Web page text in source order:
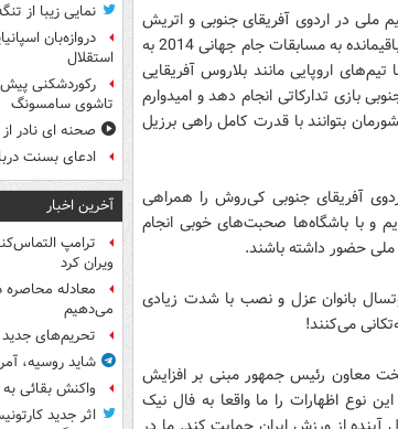
ملی در اردوی آفریقای جنوبی و اتریش
خبر داد و افزود: برای اینکه تیم ملی کشورمان در سه ماه باقیمانده به مسابقات جام جهانی 2014 به
برنامه‌ریزی کرده‌ایم که 4 تا 5 بازی با تیم‌های اروپایی مانند بلاروس آفریقایی
بازی تدارکاتی انجام دهد و امیدوارم
بتوانند با قدرت کامل راهی برزیل
آفریقای جنوبی کی‌روش را همراهی
و با باشگاه‌ها صحبت‌های خوبی انجام
ملی حضور داشته باشند.
بانوان عزل و نصب با شدت زیادی
می‌کنند!
معاون رئیس جمهور مبنی بر افزایش
و گفت: این نوع اظهارات را ما واقعا به فال نیک
نمایی زیبا از
دروازه‌بان
استقلال
رکوردشکنی
تاشوی سامسونگ
صحنه ای نادر
ادعای بسنت
آخرین اخبار
ترامپ
ویران کرد
معادله محاصره
می‌دهیم
تحریم‌های جدید
شاید روسیه،
واکنش بقائی
اثر جدید